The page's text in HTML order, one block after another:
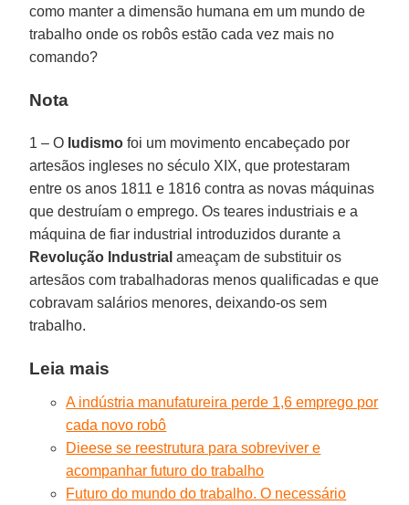
como manter a dimensão humana em um mundo de
trabalho onde os robôs estão cada vez mais no
comando?
Nota
1 – O ludismo foi um movimento encabeçado por
artesãos ingleses no século XIX, que protestaram
entre os anos 1811 e 1816 contra as novas máquinas
que destruíam o emprego. Os teares industriais e a
máquina de fiar industrial introduzidos durante a
Revolução Industrial ameaçam de substituir os
artesãos com trabalhadoras menos qualificadas e que
cobravam salários menores, deixando-os sem
trabalho.
Leia mais
A indústria manufatureira perde 1,6 emprego por
cada novo robô
Dieese se reestrutura para sobreviver e
acompanhar futuro do trabalho
Futuro do mundo do trabalho. O necessário